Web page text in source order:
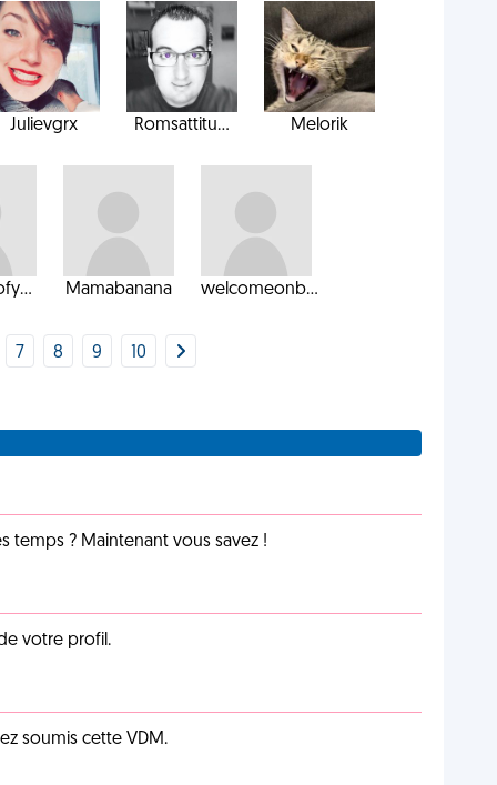
Julievgrx Romsattitu... Melorik
Mamabanana welcomeonb...
7 8 9 10
temps ? Maintenant vous savez !
votre profil.
soumis cette VDM.